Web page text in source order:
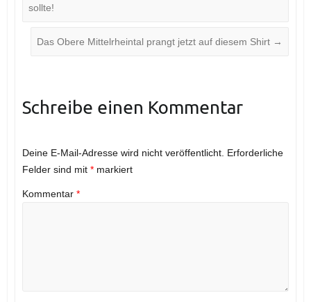
sollte!
Das Obere Mittelrheintal prangt jetzt auf diesem Shirt →
Schreibe einen Kommentar
Deine E-Mail-Adresse wird nicht veröffentlicht. Erforderliche
Felder sind mit *markiert
Kommentar *